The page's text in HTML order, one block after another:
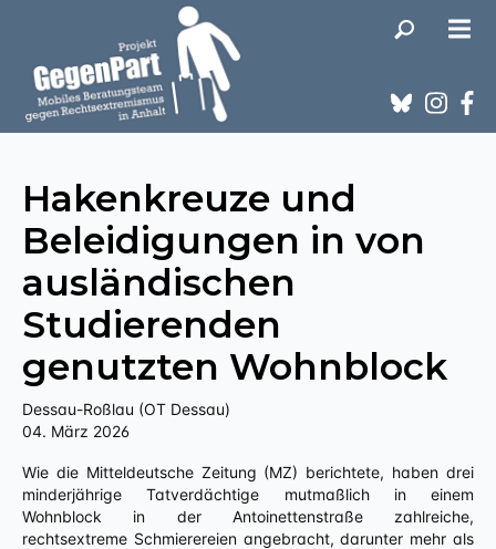
Hakenkreuze und
Beleidigungen in von
ausländischen
Studierenden
genutzten Wohnblock
Dessau-Roßlau (OT Dessau)
04. März 2026
Wie die Mitteldeutsche Zeitung (MZ) berichtete, haben drei
minderjährige Tatverdächtige mutmaßlich in einem
Wohnblock in der Antoinettenstraße zahlreiche,
rechtsextreme Schmierereien angebracht, darunter mehr als